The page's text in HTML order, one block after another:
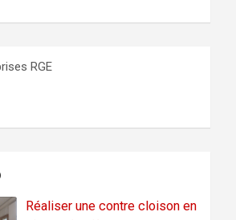
RGE
Réaliser une contre cloison en